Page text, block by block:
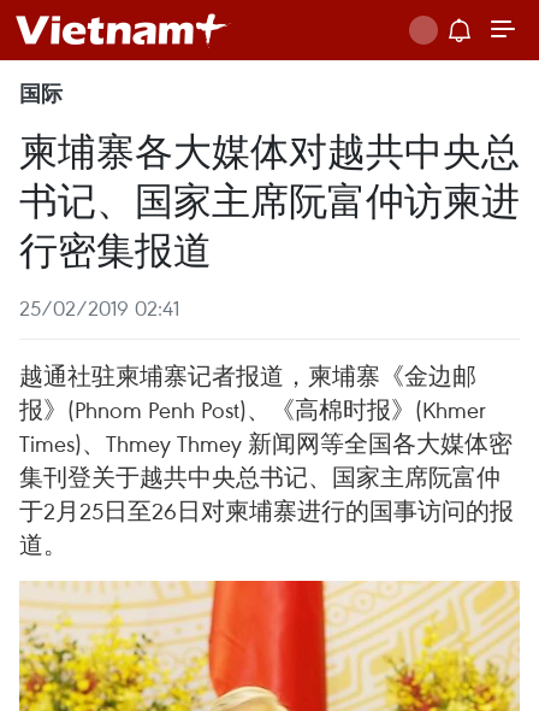
国际
柬埔寨各大媒体对越共中央总
书记、国家主席阮富仲访柬进
行密集报道
25/02/2019 02:41
越通社驻柬埔寨记者报道，柬埔寨《金边邮
报》(Phnom Penh Post)、《高棉时报》(Khmer
Times)、Thmey Thmey 新闻网等全国各大媒体密
集刊登关于越共中央总书记、国家主席阮富仲
于2月25日至26日对柬埔寨进行的国事访问的报
道。